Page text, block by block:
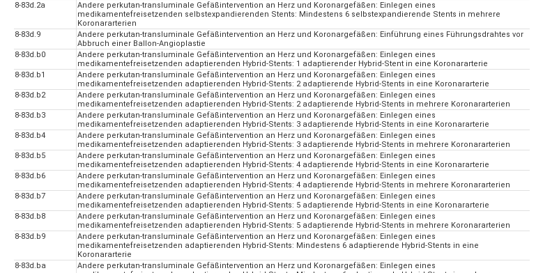
8-83d.2a
Andere perkutan-transluminale Gefäßintervention an Herz und Koronargefäßen: Einlegen eines
medikamentefreisetzenden selbstexpandierenden Stents: Mindestens 6 selbstexpandierende Stents in mehrere
Koronararterien
8-83d.9
Andere perkutan-transluminale Gefäßintervention an Herz und Koronargefäßen: Einführung eines Führungsdrahtes vor
Abbruch einer Ballon-Angioplastie
8-83d.b0
Andere perkutan-transluminale Gefäßintervention an Herz und Koronargefäßen: Einlegen eines
medikamentefreisetzenden adaptierenden Hybrid-Stents: 1 adaptierender Hybrid-Stent in eine Koronararterie
8-83d.b1
Andere perkutan-transluminale Gefäßintervention an Herz und Koronargefäßen: Einlegen eines
medikamentefreisetzenden adaptierenden Hybrid-Stents: 2 adaptierende Hybrid-Stents in eine Koronararterie
8-83d.b2
Andere perkutan-transluminale Gefäßintervention an Herz und Koronargefäßen: Einlegen eines
medikamentefreisetzenden adaptierenden Hybrid-Stents: 2 adaptierende Hybrid-Stents in mehrere Koronararterien
8-83d.b3
Andere perkutan-transluminale Gefäßintervention an Herz und Koronargefäßen: Einlegen eines
medikamentefreisetzenden adaptierenden Hybrid-Stents: 3 adaptierende Hybrid-Stents in eine Koronararterie
8-83d.b4
Andere perkutan-transluminale Gefäßintervention an Herz und Koronargefäßen: Einlegen eines
medikamentefreisetzenden adaptierenden Hybrid-Stents: 3 adaptierende Hybrid-Stents in mehrere Koronararterien
8-83d.b5
Andere perkutan-transluminale Gefäßintervention an Herz und Koronargefäßen: Einlegen eines
medikamentefreisetzenden adaptierenden Hybrid-Stents: 4 adaptierende Hybrid-Stents in eine Koronararterie
8-83d.b6
Andere perkutan-transluminale Gefäßintervention an Herz und Koronargefäßen: Einlegen eines
medikamentefreisetzenden adaptierenden Hybrid-Stents: 4 adaptierende Hybrid-Stents in mehrere Koronararterien
8-83d.b7
Andere perkutan-transluminale Gefäßintervention an Herz und Koronargefäßen: Einlegen eines
medikamentefreisetzenden adaptierenden Hybrid-Stents: 5 adaptierende Hybrid-Stents in eine Koronararterie
8-83d.b8
Andere perkutan-transluminale Gefäßintervention an Herz und Koronargefäßen: Einlegen eines
medikamentefreisetzenden adaptierenden Hybrid-Stents: 5 adaptierende Hybrid-Stents in mehrere Koronararterien
8-83d.b9
Andere perkutan-transluminale Gefäßintervention an Herz und Koronargefäßen: Einlegen eines
medikamentefreisetzenden adaptierenden Hybrid-Stents: Mindestens 6 adaptierende Hybrid-Stents in eine
Koronararterie
8-83d.ba
Andere perkutan-transluminale Gefäßintervention an Herz und Koronargefäßen: Einlegen eines